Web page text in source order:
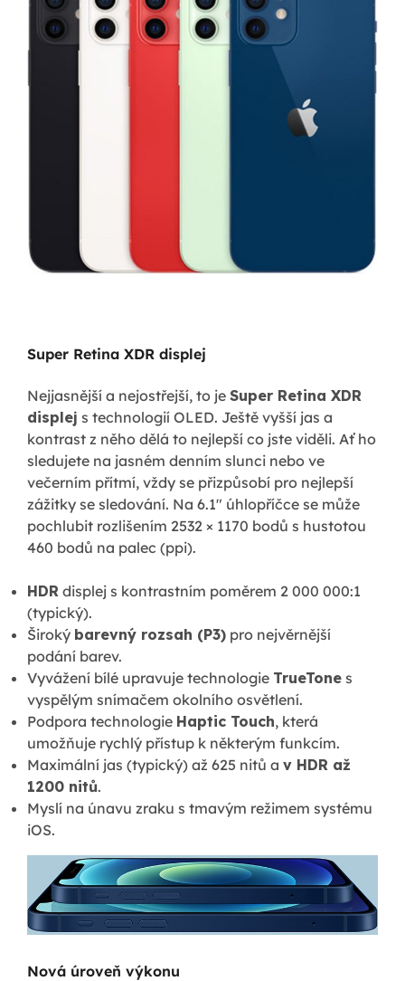
Super Retina XDR displej
Nejjasnější a nejostřejší, to je Super Retina XDR
displej s technologií OLED. Ještě vyšší jas a
kontrast z něho dělá to nejlepší co jste viděli. Ať ho
sledujete na jasném denním slunci nebo ve
večerním přítmí, vždy se přizpůsobí pro nejlepší
zážitky se sledování. Na 6.1" úhlopříčce se může
pochlubit rozlišením 2532 × 1170 bodů s hustotou
460 bodů na palec (ppi).
HDR displej s kontrastním poměrem 2 000 000:1
(typický).
Široký barevný rozsah (P3) pro nejvěrnější
podání barev.
Vyvážení bílé upravuje technologie TrueTone s
vyspělým snímačem okolního osvětlení.
Podpora technologie Haptic Touch, která
umožňuje rychlý přístup k některým funkcím.
Maximální jas (typický) až 625 nitů a v HDR až
1200 nitů.
Myslí na únavu zraku s tmavým režimem systému
iOS.
Nová úroveň výkonu